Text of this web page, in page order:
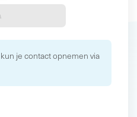
je contact opnemen via